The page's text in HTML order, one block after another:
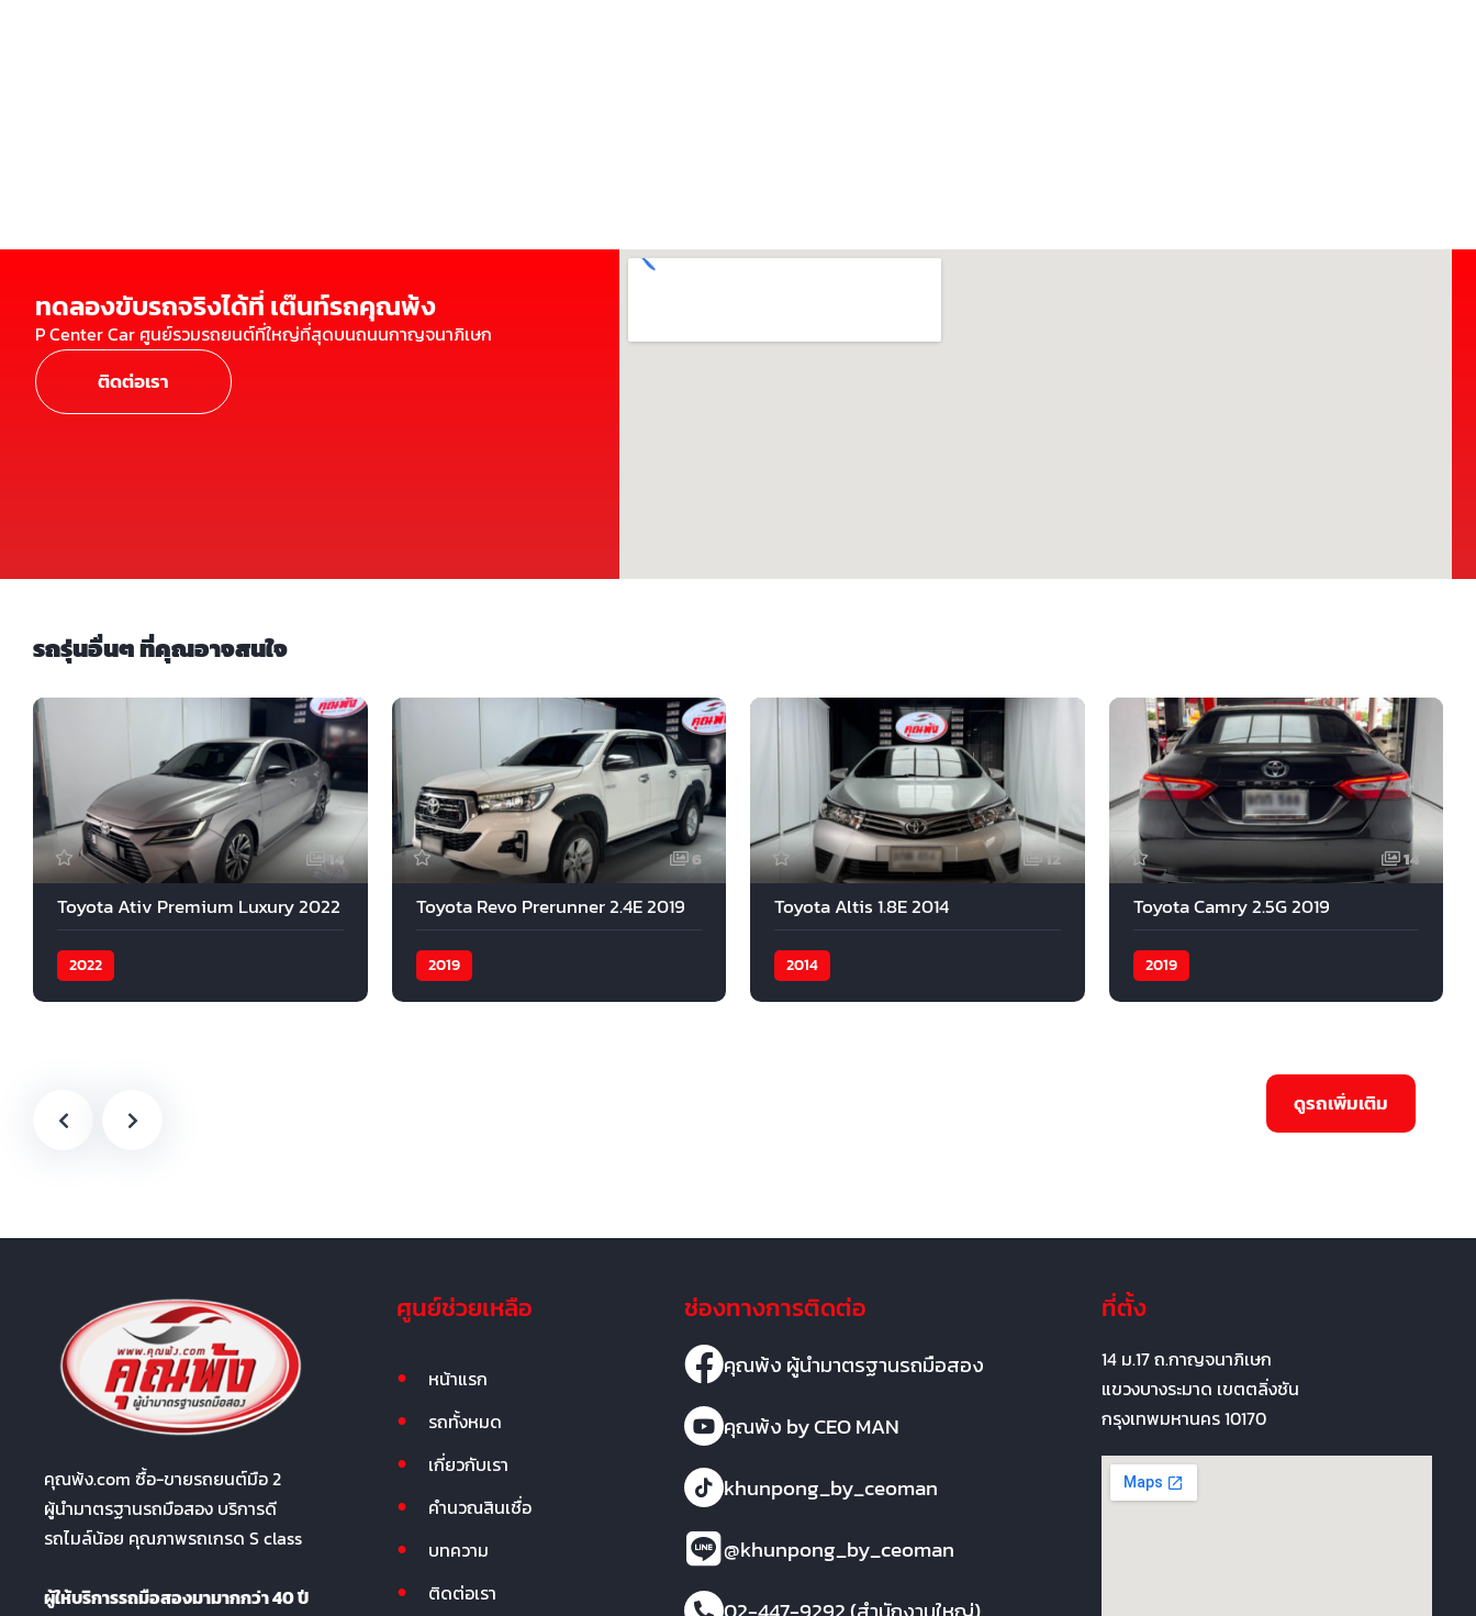
ทดลองขับรถจริงได้ที่ เต๊นท์รถคุณพ้ง
P Center Car ศูนย์รวมรถยนต์ที่ใหญ่ที่สุดบนถนนกาญจนาภิเษก
ติดต่อเรา
รถรุ่นอื่นๆ ที่คุณอาจสนใจ
14
Toyota Ativ Premium Luxury 2022
2022
6
Toyota Revo Prerunner 2.4E 2019
2019
12
Toyota Altis 1.8E 2014
2014
14
Toyota Camry 2.5G 2019
2019
คุณพ้ง.com ซื้อ-ขายรถยนต์มือ 2
ผู้นำมาตรฐานรถมือสอง บริการดี
รถไมล์น้อย คุณภาพรถเกรด S class
ผู้ให้บริการรถมือสองมามากกว่า 40 ปี
ศูนย์ช่วยเหลือ
หน้าแรก
รถทั้งหมด
เกี่ยวกับเรา
คำนวณสินเชื่อ
บทความ
ติดต่อเรา
ช่องทางการติดต่อ
คุณพ้ง ผู้นำมาตรฐานรถมือสอง
คุณพ้ง by CEO MAN
khunpong_by_ceoman
@khunpong_by_ceoman
ที่ตั้ง
14 ม.17 ถ.กาญจนาภิเษก
แขวงบางระมาด เขตตลิ่งชัน
กรุงเทพมหานคร 10170